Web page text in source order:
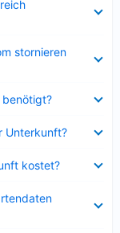
stornieren
benötigt?
Unterkunft?
kostet?